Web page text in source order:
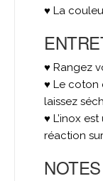
♥ La
♥ Rangez
♥ Le coton
laissez
♥ L’inox
réaction